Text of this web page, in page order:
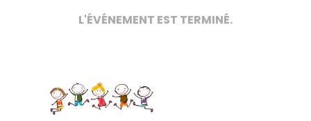
L'ÉVÉNEMENT EST TERMINÉ.